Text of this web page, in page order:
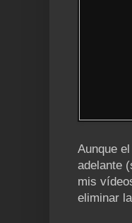
Aunque
adelante
mis
eliminar